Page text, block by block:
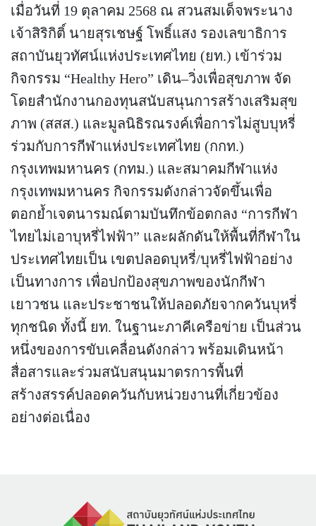
เมื่อวันที่ 19 ตุลาคม 2568 ณ สวนสมเด็จพระนาง
เจ้าสิริกิติ์ นายสุรเชษฐ์ โพธิ์แสง รองเลขาธิการ
สถาบันยุวทัศน์แห่งประเทศไทย (ยท.) เข้าร่วม
กิจกรรม “Healthy Hero” เดิน–วิ่งเพื่อสุขภาพ จัด
โดยสำนักงานกองทุนสนับสนุนการสร้างเสริมสุข
ภาพ (สสส.) และมูลนิธิรณรงค์เพื่อการไม่สูบบุหรี่
ร่วมกับการกีฬาแห่งประเทศไทย (กกท.)
กรุงเทพมหานคร (กทม.) และสมาคมกีฬาแห่ง
กรุงเทพมหานคร กิจกรรมดังกล่าวจัดขึ้นเพื่อ
ตอกย้ำเจตนารมณ์ตามบันทึกข้อตกลง “การกีฬา
ไทยไม่เอาบุหรี่ไฟฟ้า” และผลักดันให้พื้นที่กีฬาใน
ประเทศไทยเป็น เขตปลอดบุหรี่/บุหรี่ไฟฟ้าอย่าง
เป็นทางการ เพื่อปกป้องสุขภาพของนักกีฬา
เยาวชน และประชาชนให้ปลอดภัยจากควันบุหรี่
ทุกชนิด ทั้งนี้ ยท. ในฐานะภาคีเครือข่าย เป็นส่วน
หนึ่งของการขับเคลื่อนดังกล่าว พร้อมเดินหน้า
สื่อสารและร่วมสนับสนุนมาตรการพื้นที่
สร้างสรรค์ปลอดควันกับหน่วยงานที่เกี่ยวข้อง
อย่างต่อเนื่อง